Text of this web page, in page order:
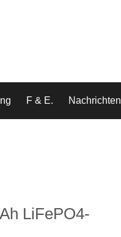
F & E. Nachrichten
LiFePO4-